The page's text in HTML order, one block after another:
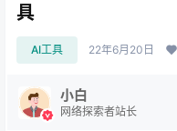
具
AI工具 22年6月20日
小白
网络探索者站长